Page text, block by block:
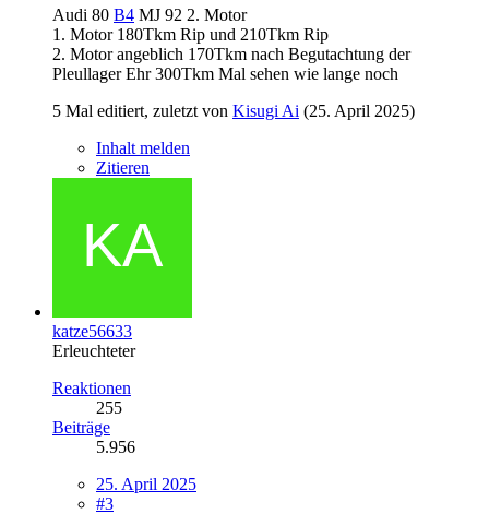
Audi 80 B4 MJ 92 2. Motor
1. Motor 180Tkm Rip und 210Tkm Rip
2. Motor angeblich 170Tkm nach Begutachtung der
Pleullager Ehr 300Tkm Mal sehen wie lange noch
5 Mal editiert, zuletzt von Kisugi Ai (25. April 2025)
Inhalt melden
Zitieren
katze56633
Erleuchteter
Reaktionen
255
Beiträge
5.956
25. April 2025
#3